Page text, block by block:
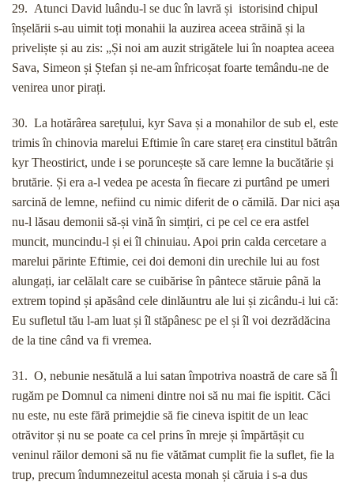
29. Atunci David luându-l se duc în lavră și istorisind chipul
înșelării s-au uimit toți monahii la auzirea aceea străină și la
priveliște și au zis: „Și noi am auzit strigătele lui în noaptea aceea
Sava, Simeon și Ștefan și ne-am înfricoșat foarte temându-ne de
venirea unor pirați.
30. La hotărârea sarețului, kyr Sava și a monahilor de sub el, este
trimis în chinovia marelui Eftimie în care stareț era cinstitul bătrân
kyr Theostirict, unde i se poruncește să care lemne la bucătărie și
brutărie. Și era a-l vedea pe acesta în fiecare zi purtând pe umeri
sarcină de lemne, nefiind cu nimic diferit de o cămilă. Dar nici așa
nu-l lăsau demonii să-și vină în simțiri, ci pe cel ce era astfel
muncit, muncindu-l și ei îl chinuiau. Apoi prin calda cercetare a
marelui părinte Eftimie, cei doi demoni din urechile lui au fost
alungați, iar celălalt care se cuibărise în pântece stăruie până la
extrem topind și apăsând cele dinlăuntru ale lui și zicându-i lui că:
Eu sufletul tău l-am luat și îl stăpânesc pe el și îl voi dezrădăcina
de la tine când va fi vremea.
31. O, nebunie nesătulă a lui satan împotriva noastră de care să Îl
rugăm pe Domnul ca nimeni dintre noi să nu mai fie ispitit. Căci
nu este, nu este fără primejdie să fie cineva ispitit de un leac
otrăvitor și nu se poate ca cel prins în mreje și împărtășit cu
veninul răilor demoni să nu fie vătămat cumplit fie la suflet, fie la
trup, precum îndumnezeitul acesta monah și căruia i s-a dus